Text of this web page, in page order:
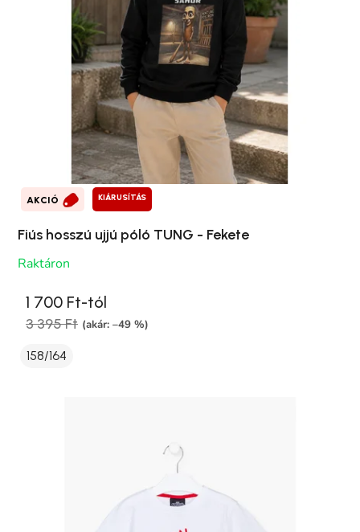
AKCIÓ KIÁRUSÍTÁS
Fiús hosszú ujjú póló TUNG - Fekete
Raktáron
1 700 Ft-tól
3 395 Ft (akár: –49 %)
158/164